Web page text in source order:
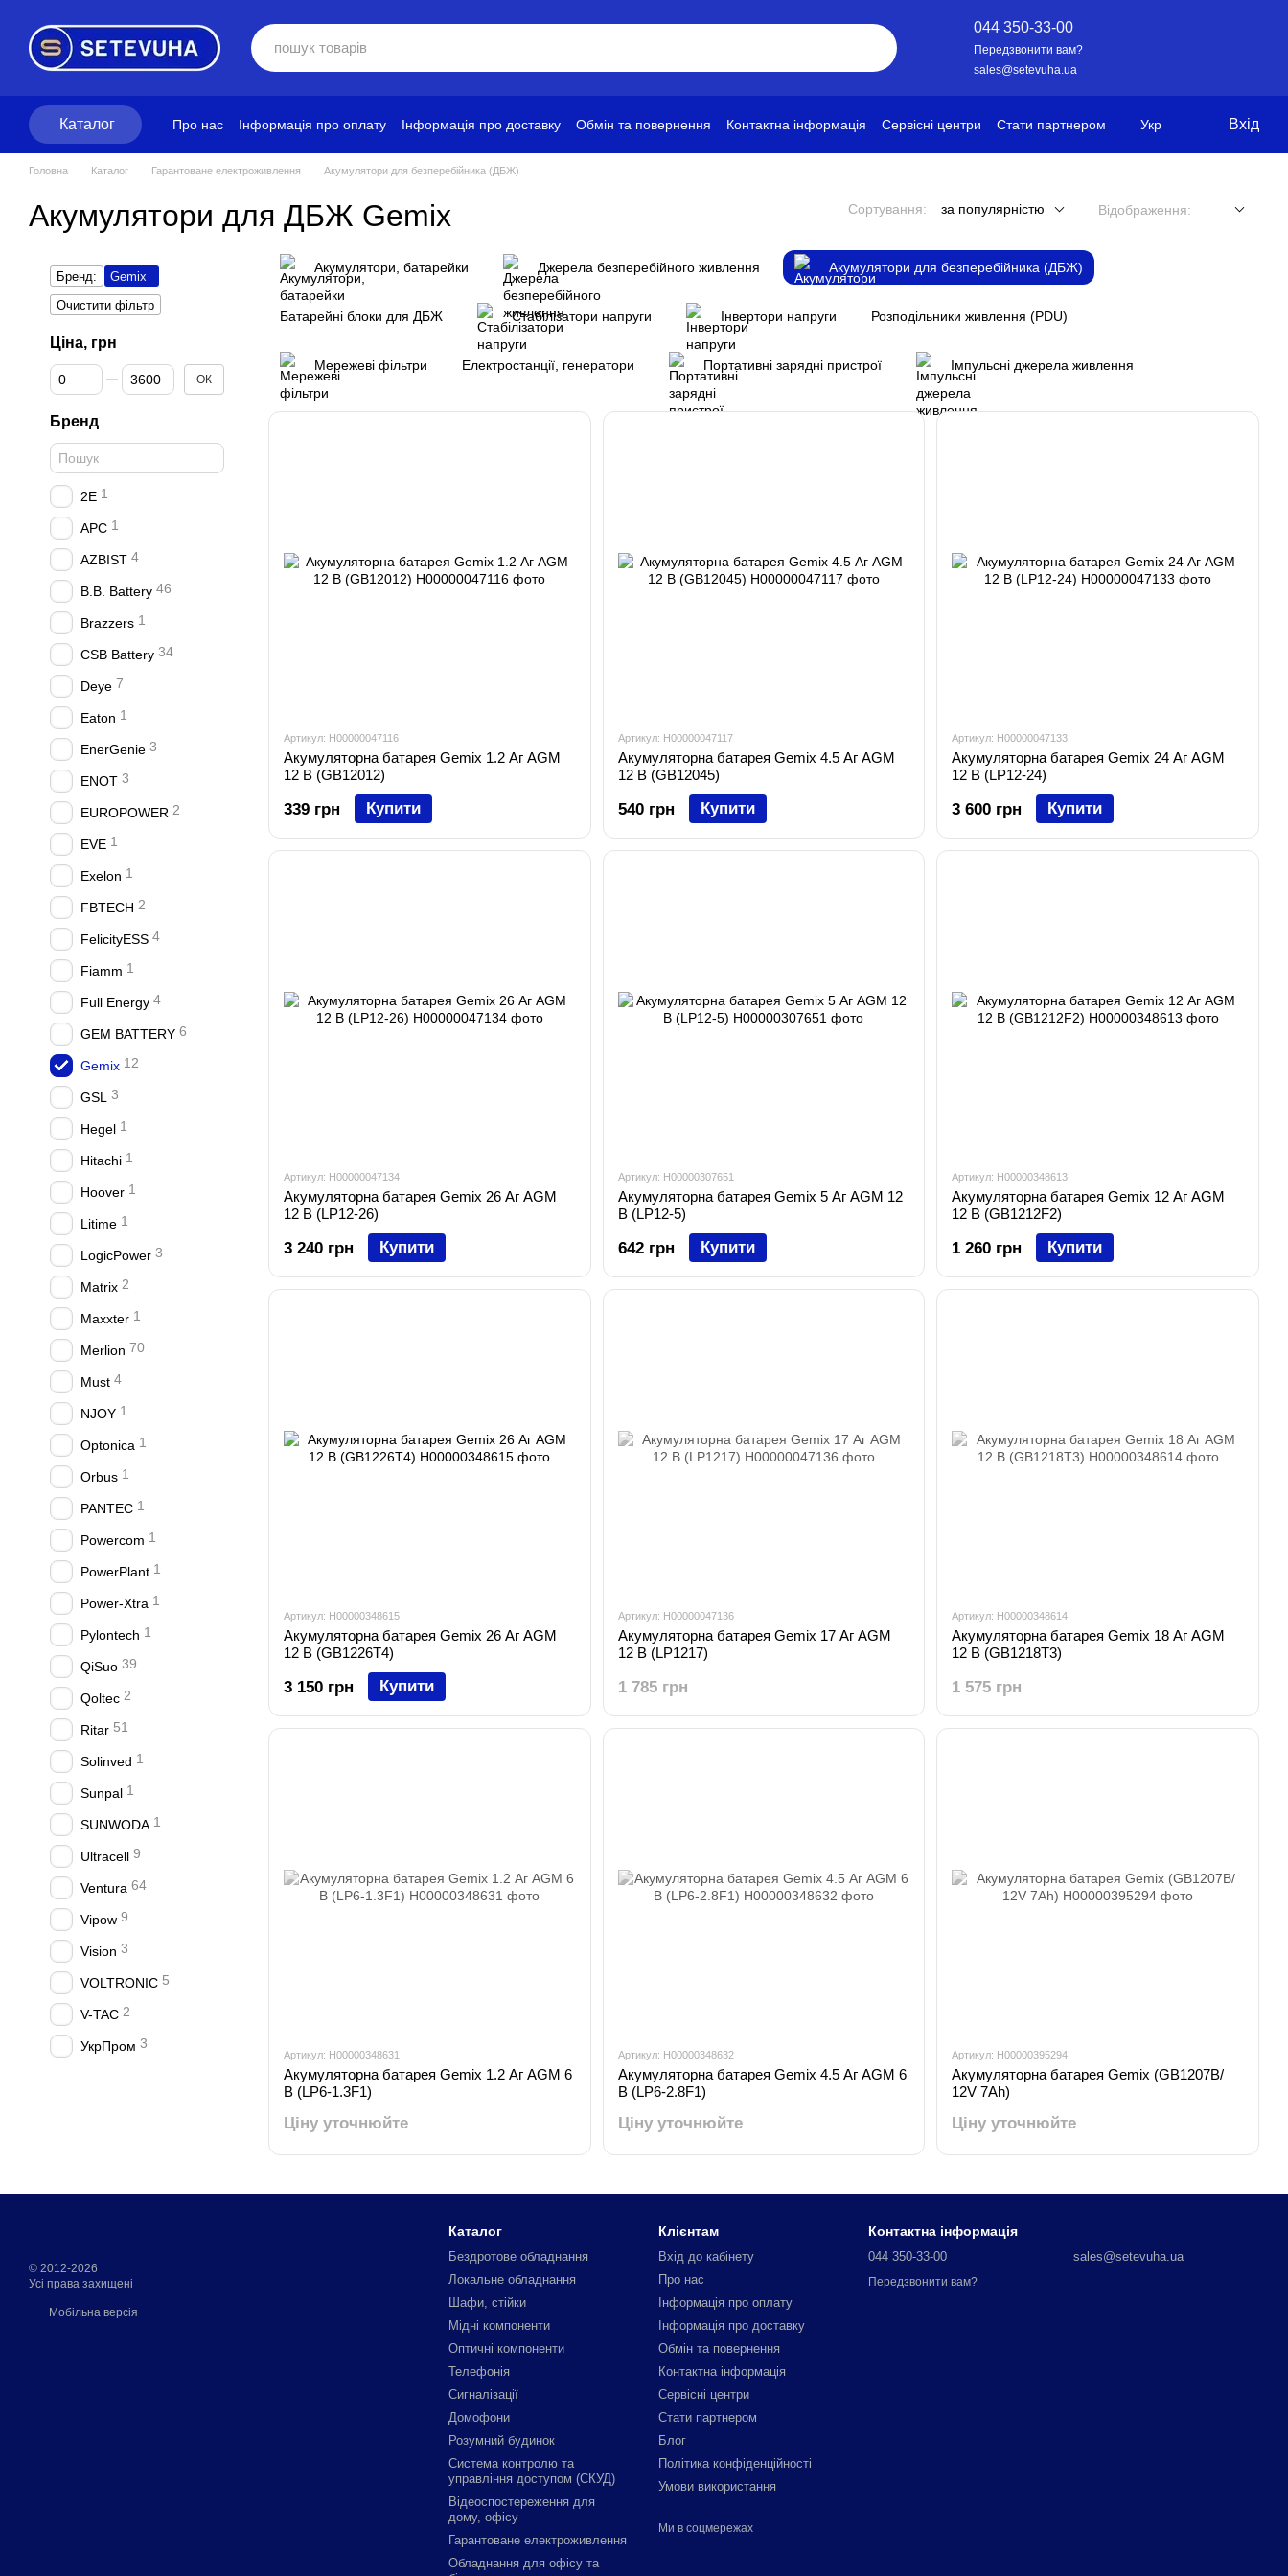
044 350-33-00
Передзвонити вам?
sales@setevuha.ua
Каталог Про нас Інформація про оплату Інформація про доставку Обмін та повернення Контактна інформація Сервісні центри
Стати партнером
Укр Вхід
Головна Каталог Гарантоване електроживлення Акумулятори для безперебійника (ДБЖ)
Акумулятори для ДБЖ Gemix Сортування: за популярністю Відображення:
Акумулятори, батарейки Джерела безперебійного живлення Акумулятори для безперебійника (ДБЖ)
Батарейні блоки для ДБЖ Стабілізатори напруги Інвертори напруги Розподільники живлення (PDU)
Мережеві фільтри Електростанції, генератори Портативні зарядні пристрої Імпульсні джерела живлення
Артикул: H00000047116
Акумуляторна батарея Gemix 1.2 Аг AGM
12 В (GB12012)
339 грн Купити
Артикул: H00000047117
Акумуляторна батарея Gemix 4.5 Аг AGM
12 В (GB12045)
540 грн Купити
Артикул: H00000047133
Акумуляторна батарея Gemix 24 Аг AGM
12 В (LP12-24)
3 600 грн Купити
Артикул: H00000047134
Акумуляторна батарея Gemix 26 Аг AGM
12 В (LP12-26)
3 240 грн Купити
Артикул: H00000307651
Акумуляторна батарея Gemix 5 Аг AGM 12
В (LP12-5)
642 грн Купити
Артикул: H00000348613
Акумуляторна батарея Gemix 12 Аг AGM
12 В (GB1212F2)
1 260 грн Купити
Артикул: H00000348615
Акумуляторна батарея Gemix 26 Аг AGM
12 В (GB1226T4)
3 150 грн Купити
Артикул: H00000047136
Акумуляторна батарея Gemix 17 Аг AGM
12 В (LP1217)
1 785 грн
Артикул: H00000348614
Акумуляторна батарея Gemix 18 Аг AGM
12 В (GB1218T3)
1 575 грн
Артикул: H00000348631
Акумуляторна батарея Gemix 1.2 Аг AGM 6
В (LP6-1.3F1)
Ціну уточнюйте
Артикул: H00000348632
Акумуляторна батарея Gemix 4.5 Аг AGM 6
В (LP6-2.8F1)
Ціну уточнюйте
Артикул: H00000395294
Акумуляторна батарея Gemix (GB1207B/
12V 7Ah)
Ціну уточнюйте
Бренд:
Gemix
Очистити фільтр
Ціна, грн
Від Ціна, грн
До Ціна, грн ОК
Бренд
2E 1
APC 1
AZBIST 4
B.B. Battery 46
Brazzers 1
CSB Battery 34
Deye 7
Eaton 1
EnerGenie 3
ENOT 3
EUROPOWER 2
EVE 1
Exelon 1
FBTECH 2
FelicityESS 4
Fiamm 1
Full Energy 4
GEM BATTERY 6
Gemix 12
GSL 3
Hegel 1
Hitachi 1
Hoover 1
Litime 1
LogicPower 3
Matrix 2
Maxxter 1
Merlion 70
Must 4
NJOY 1
Optonica 1
Orbus 1
PANTEC 1
Powercom 1
PowerPlant 1
Power-Xtra 1
Pylontech 1
QiSuo 39
Qoltec 2
Ritar 51
Solinved 1
Sunpal 1
SUNWODA 1
Ultracell 9
Ventura 64
Vipow 9
Vision 3
VOLTRONIC 5
V-TAC 2
УкрПром 3
© 2012-2026
Усі права захищені
Мобільна версія
Каталог
Бездротове обладнання
Локальне обладнання
Шафи, стійки
Мідні компоненти
Оптичні компоненти
Телефонія
Сигналізації
Домофони
Розумний будинок
Система контролю та
управління доступом (СКУД)
Відеоспостереження для
дому, офісу
Гарантоване електроживлення
Обладнання для офісу та
Клієнтам
Вхід до кабінету
Про нас
Інформація про оплату
Інформація про доставку
Обмін та повернення
Контактна інформація
Сервісні центри
Стати партнером
Блог
Політика конфіденційності
Умови використання
Ми в соцмережах
Контактна інформація
044 350-33-00
Передзвонити вам?
sales@setevuha.ua